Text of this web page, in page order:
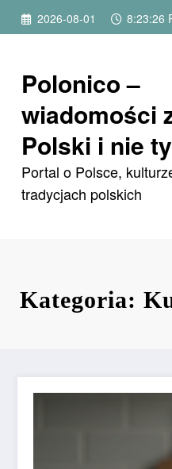
Przejdź 2026-08-01 8:23:27
Polonico –
wiadomości
Polski i nie
Portal o Polsce,
tradycjach polskich
Kategoria: